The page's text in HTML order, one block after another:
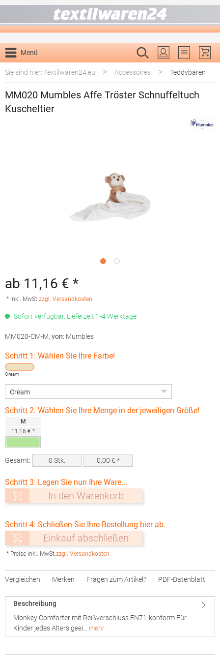
Menü
Du hast 0
Sie sind hier: Textilwaren24.eu
> Accessoires > Teddybären
MM020 Mumbles Affe Tröster Schnuffeltuch
Kuscheltier
ab 11,16 € *
* inkl. MwSt.zzgl. Versandkosten
Sofort verfügbar, Lieferzeit 1-4 Werktage
MM020-CM-M, von: Mumbles
Schritt 1: Wählen Sie Ihre Farbe!
Cream
Schritt 2: Wählen Sie Ihre Menge in der jeweiligen Größe!
M
11,16 € *
Gesamt: 0 Stk. 0,00 € *
Schritt 3: Legen Sie nun Ihre Ware...
In den Warenkorb
Schritt 4: Schließen Sie Ihre Bestellung hier ab.
Einkauf abschließen
* Preise inkl. MwSt.zzgl. Versandkosten
Vergleichen Merken Fragen zum Artikel? PDF-Datenblatt
Beschreibung
Monkey Comforter mit Reißverschluss EN71-konform Für
Kinder jedes Alters geei… mehr